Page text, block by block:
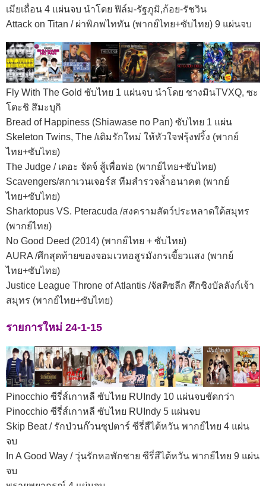
เมียเถื่อน 4 แผ่นจบ นำโดย ฟิล์ม-รัฐภูมิ,ก้อย-รัชวิน
Attack on Titan / ผ่าพิภพไททัน (พากย์ไทย+ซับไทย) 9 แผ่นจบ
Fly With The Gold ซับไทย 1 แผ่นจบ นำโดย ชางมินTVXQ, ซะ
โตะชิ สึมะบุกิ
Bread of Happiness (Shiawase no Pan) ซับไทย 1 แผ่น
Skeleton Twins, The /เติมรักใหม่ ให้หัวใจฟรุ้งฟริ้ง (พากย์
ไทย+ซับไทย)
The Judge / เดอะ จัดจ์ สู้เพื่อพ่อ (พากย์ไทย+ซับไทย)
Scavengers/สกาเวนเจอร์ส ทีมสำรวจล้ำอนาคต (พากย์
ไทย+ซับไทย)
Sharktopus VS. Pteracuda /สงครามสัตว์ประหลาดใต้สมุทร
(พากย์ไทย)
No Good Deed (2014) (พากย์ไทย + ซับไทย)
AURA /ศึกสุดท้ายของจอมเวทอสูรมังกรเขี้ยวแสง (พากย์
ไทย+ซับไทย)
Justice League Throne of Atlantis /จัสติซลีก ศึกชิงบัลลังก์เจ้า
สมุทร (พากย์ไทย+ซับไทย)
รายการใหม่ 24-1-15
Pinocchio ซีรี่ส์เกาหลี ซับไทย RUIndy 10 แผ่นจบชัดกว่า
Pinocchio ซีรี่ส์เกาหลี ซับไทย RUIndy 5 แผ่นจบ
Skip Beat / รักป่วนก๊วนซุปตาร์ ซีรี่สืไต้หวัน พากย์ไทย 4 แผ่น
จบ
In A Good Way / วุ่นรักหอพักชาย ซีรี่สืไต้หวัน พากย์ไทย 9 แผ่น
จบ